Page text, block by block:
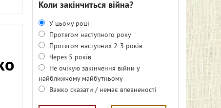
Коли закінчиться війна?
У цьому році
Протягом наступного року
Протягом наступних 2-3 років
Через 5 років
Не очікую закінчення війни у
найближчому майбутньому
Важко сказати / немає впевненості